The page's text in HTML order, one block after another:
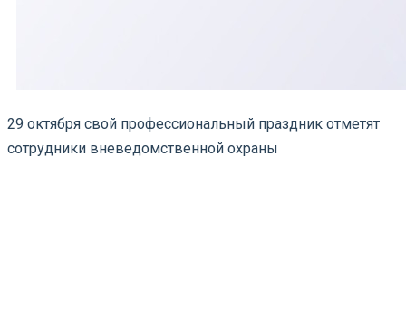
29 октября свой профессиональный праздник отметят
сотрудники вневедомственной охраны